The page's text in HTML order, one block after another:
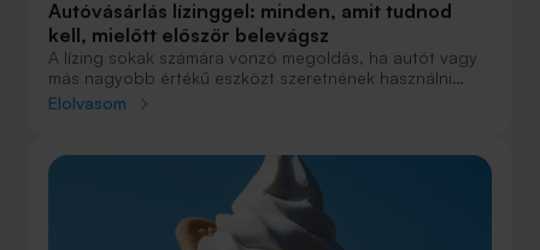
Autóvásárlás lízinggel: minden, amit tudnod
kell, mielőtt először belevágsz
A lízing sokak számára vonzó megoldás, ha autót vagy
más nagyobb értékű eszközt szeretnének használni
anélkül, hogy azt egy összegben ki kellene fizetniük.
fogalmak közül, amelyekkel biztosan találkozol.
Elolvasom